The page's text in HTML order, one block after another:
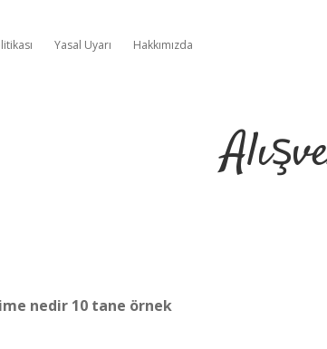
Yasal Uyarı Hakkımızda
nedir 10 tane örnek